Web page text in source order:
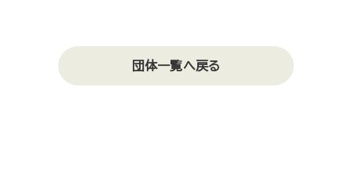
団体一覧へ戻る